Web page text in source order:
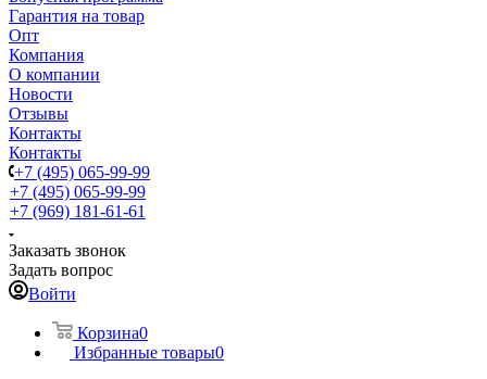
Гарантия на товар
Опт
Компания
О компании
Новости
Отзывы
Контакты
Контакты
+7 (495) 065-99-99
+7 (495) 065-99-99
+7 (969) 181-61-61
Заказать звонок
Задать вопрос
Войти
Корзина0
Избранные товары0